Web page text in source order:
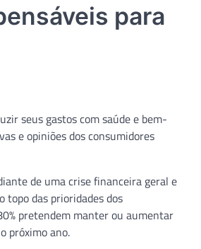
para
seus gastos com saúde e bem-
e opiniões dos consumidores
de uma crise financeira geral e
topo das prioridades dos
pretendem manter ou aumentar
próximo ano.